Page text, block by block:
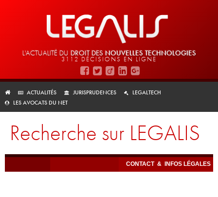
L'ACTUALITÉ DU DROIT DES NOUVELLES TECHNOLOGIES
3112 DÉCISIONS EN LIGNE
ACTUALITÉS JURISPRUDENCES
LEGALTECH
LES AVOCATS DU NET
Recherche sur LEGALIS
CONTACT & INFOS LÉGALES